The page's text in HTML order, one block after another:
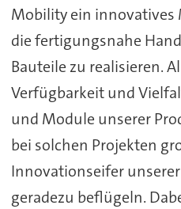
Mobility ein innovatives
die fertigungsnahe
Bauteile zu realisieren.
Verfügbarkeit und
und Module unserer
bei solchen Projekten
Innovationseifer
geradezu beflügeln.